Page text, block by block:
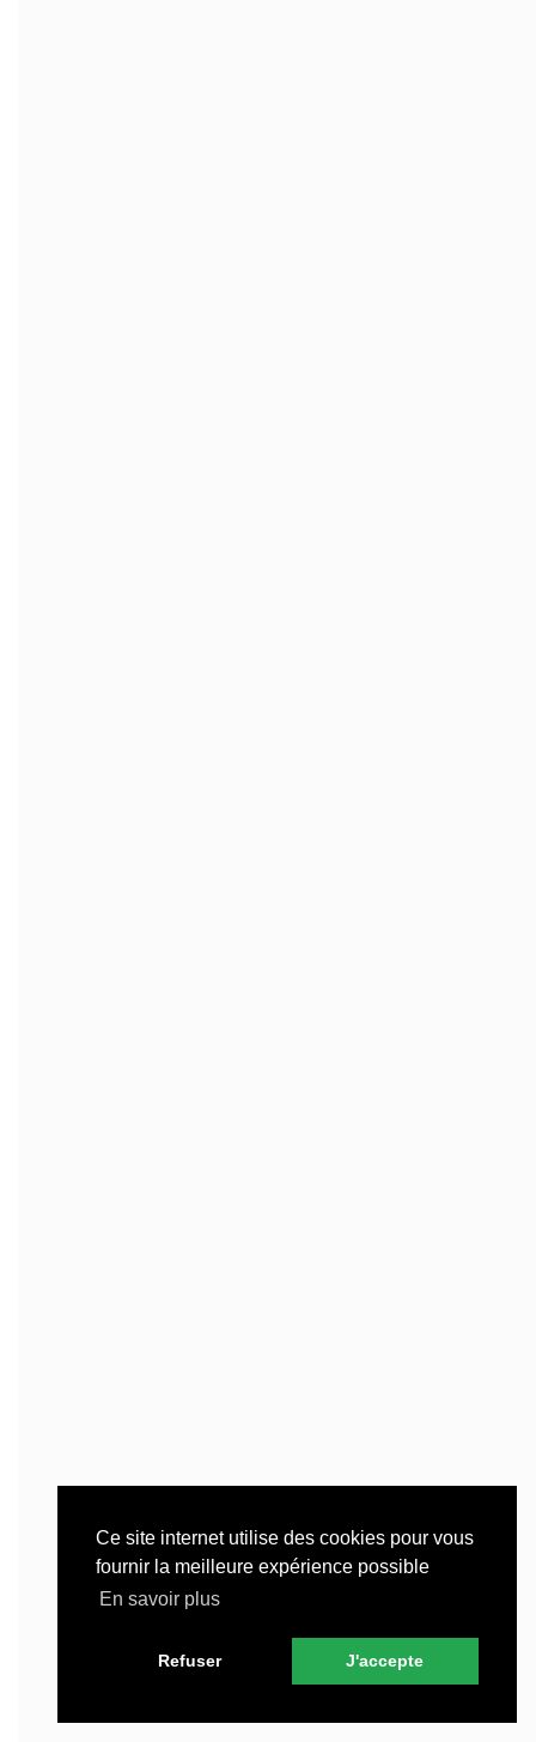
Ce site internet utilise des cookies pour vous
fournir la meilleure expérience possible
En savoir plus
Refuser J'accepte